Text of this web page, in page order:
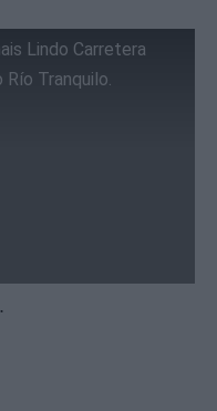
Lindo Carretera
Tranquilo.
.